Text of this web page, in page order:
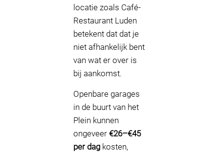
locatie zoals Café-
Restaurant Luden
betekent dat dat je
niet afhankelijk bent
van wat er over is
bij aankomst.
Openbare garages
in de buurt van het
Plein kunnen
ongeveer €26–€45
per dag kosten,